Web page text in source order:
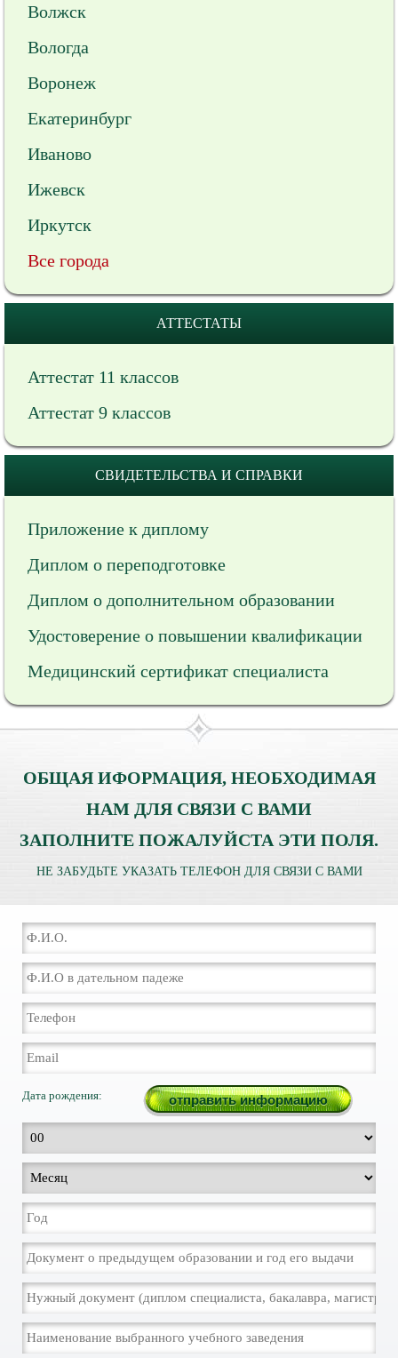
Волжск
Вологда
Воронеж
Екатеринбург
Иваново
Ижевск
Иркутск
Все города
АТТЕСТАТЫ
Аттестат 11 классов
Аттестат 9 классов
СВИДЕТЕЛЬСТВА И СПРАВКИ
Приложение к диплому
Диплом о переподготовке
Диплом о дополнительном образовании
Удостоверение о повышении квалификации
Медицинский сертификат специалиста
ОБЩАЯ ИФОРМАЦИЯ, НЕОБХОДИМАЯ
НАМ ДЛЯ СВЯЗИ С ВАМИ
ЗАПОЛНИТЕ ПОЖАЛУЙСТА ЭТИ ПОЛЯ.
НЕ ЗАБУДЬТЕ УКАЗАТЬ ТЕЛЕФОН ДЛЯ СВЯЗИ С ВАМИ
Дата рождения: